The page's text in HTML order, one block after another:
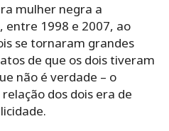
mulher negra a
entre 1998 e 2007, ao
se tornaram grandes
de que os dois tiveram
não é verdade – o
dos dois era de